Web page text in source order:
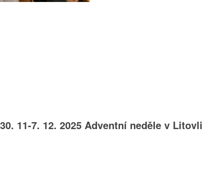
30. 11-7. 12. 2025 Adventní neděle v Litovli